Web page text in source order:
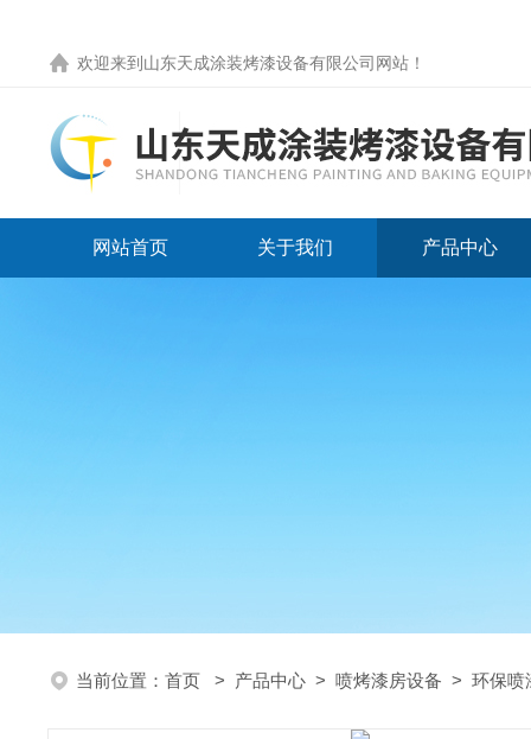
欢迎来到 山东天成涂装烤漆设备有限公司网站 ！
网站首页 关于我们 产品中心
当前位置： 首页 > 产品中心 > 喷烤漆房设备 > 环保喷